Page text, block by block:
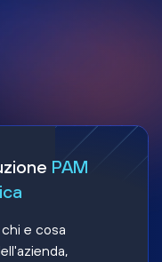
PAM
e cosa